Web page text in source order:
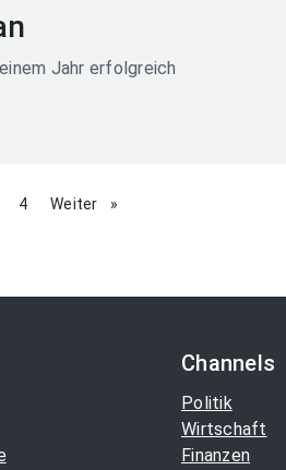
Jahr erfolgreich
page
4 Weiter page
Channels
Politik
Wirtschaft
Finanzen